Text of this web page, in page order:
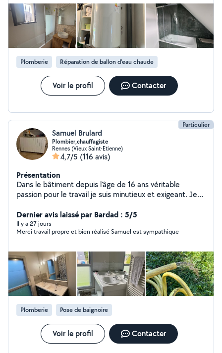
Entretien et prévention : Détartrage, diagnostics,
entretien de chauffe-eau et canalisations.
Plomberie Réparation de ballon d'eau chaude
Voir le profil Contacter
Particulier
Samuel Brulard
Plombier,chauffagiste
Rennes (Vieux Saint-Etienne)
4,7/5 (116 avis)
Présentation
Dans le bâtiment depuis l'âge de 16 ans véritable
passion pour le travail je suis minutieux et exigeant. Je
chaudière, gaz et fuel ainsi que l'installation et le
remplacement d'appareils sanitaire ou de chauffage.
Ayant a mon actif de nombreuses rénovations et salle
votre projet.
Dernier avis laissé par Bardad : 5/5
Il y a 27 jours
Merci travail propre et bien réalisé Samuel est sympathique
Plomberie Pose de baignoire
Voir le profil Contacter